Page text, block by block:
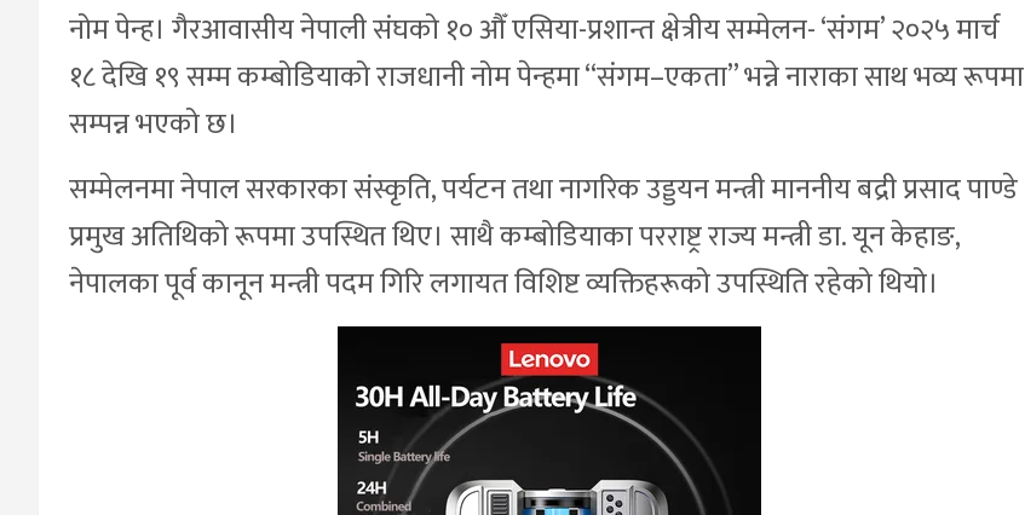
नोम पेन्ह। गैरआवासीय नेपाली संघको १० औँ एसिया-प्रशान्त क्षेत्रीय सम्मेलन- ‘संगम’ २०२५ मार्च
१८ देखि १९ सम्म कम्बोडियाको राजधानी नोम पेन्हमा “संगम–एकता” भन्ने नाराका साथ भव्य रूपमा
सम्पन्न भएको छ।
सम्मेलनमा नेपाल सरकारका संस्कृति, पर्यटन तथा नागरिक उड्डयन मन्त्री माननीय बद्री प्रसाद पाण्डे
प्रमुख अतिथिको रूपमा उपस्थित थिए। साथै कम्बोडियाका परराष्ट्र राज्य मन्त्री डा. यून केहाङ,
नेपालका पूर्व कानून मन्त्री पदम गिरि लगायत विशिष्ट व्यक्तिहरूको उपस्थिति रहेको थियो।